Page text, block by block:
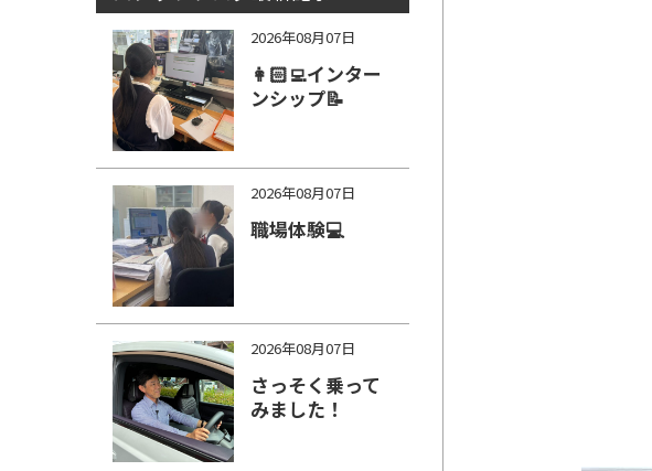
2026年08月07日
👩🏻‍💻インター
ンシップ📝
2026年08月07日
職場体験💻
2026年08月07日
さっそく乗って
みました！